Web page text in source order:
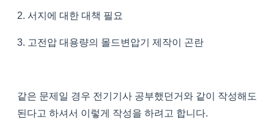
2. 서지에 대한 대책 필요
3. 고전압 대용량의 몰드변압기 제작이 곤란
같은 문제일 경우 전기기사 공부했던거와 같이 작성해도
된다고 하셔서 이렇게 작성을 하려고 합니다.